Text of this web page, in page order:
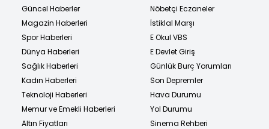
Güncel Haberler
Magazin Haberleri
Spor Haberleri
Dünya Haberleri
Sağlık Haberleri
Kadın Haberleri
Teknoloji Haberleri
Memur ve Emekli Haberleri
Altın Fiyatları
Nöbetçi Eczaneler
İstiklal Marşı
E Okul VBS
E Devlet Giriş
Günlük Burç Yorumları
Son Depremler
Hava Durumu
Yol Durumu
Sinema Rehberi